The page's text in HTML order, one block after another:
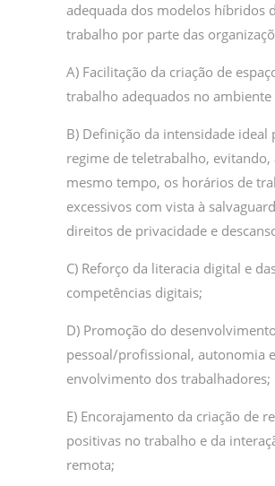
adequada dos modelos híbridos
trabalho por parte das
A) Facilitação da criação de
trabalho adequados no ambiente
B) Definição da intensidade ideal
regime de teletrabalho, evitando,
mesmo tempo, os horários de
excessivos com vista à
direitos de privacidade e
C) Reforço da literacia digital e
competências digitais;
D) Promoção do desenvolvimento
pessoal/profissional, autonomia e
envolvimento dos trabalhadores;
E) Encorajamento da criação de
positivas no trabalho e da
remota;